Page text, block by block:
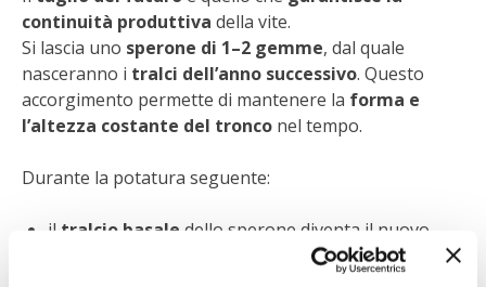
continuità produttiva della vite.
Si lascia uno sperone di 1–2 gemme, dal quale
nasceranno i tralci dell’anno successivo. Questo
accorgimento permette di mantenere la forma e
l’altezza costante del tronco nel tempo.
Durante la potatura seguente:
il tralcio basale dello sperone diventa il nuovo
capo a frutto